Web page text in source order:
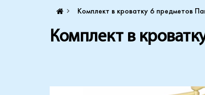
Комплект в кроватку 6 предметов
Комплект в